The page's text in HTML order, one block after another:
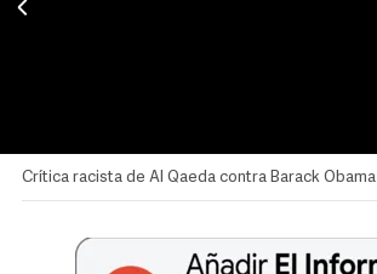
Crítica racista de Al Qaeda contra Barack Obama